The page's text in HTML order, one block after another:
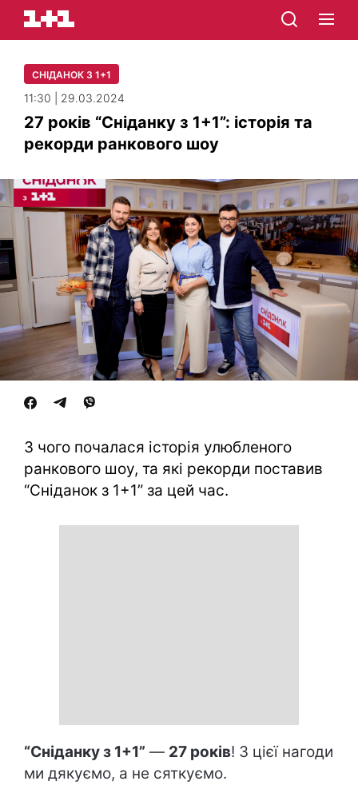
СНІДАНОК З 1+1
11:30 | 29.03.2024
27 років “Сніданку з 1+1”: історія та
рекорди ранкового шоу
З чого почалася історія улюбленого
ранкового шоу, та які рекорди поставив
“Сніданок з 1+1” за цей час.
“Сніданку з 1+1” — 27 років! З цієї нагоди
ми дякуємо, а не сяткуємо.